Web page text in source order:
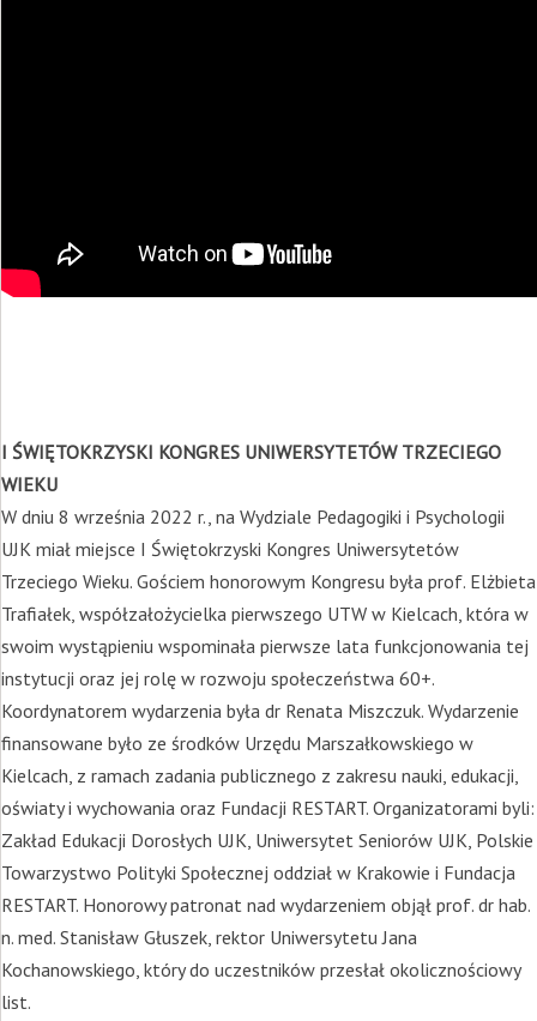
I ŚWIĘTOKRZYSKI KONGRES UNIWERSYTETÓW TRZECIEGO
WIEKU
W dniu 8 września 2022 r., na Wydziale Pedagogiki i Psychologii
UJK miał miejsce I Świętokrzyski Kongres Uniwersytetów
Trzeciego Wieku. Gościem honorowym Kongresu była prof. Elżbieta
Trafiałek, współzałożycielka pierwszego UTW w Kielcach, która w
swoim wystąpieniu wspominała pierwsze lata funkcjonowania tej
instytucji oraz jej rolę w rozwoju społeczeństwa 60+.
Koordynatorem wydarzenia była dr Renata Miszczuk. Wydarzenie
finansowane było ze środków Urzędu Marszałkowskiego w
Kielcach, z ramach zadania publicznego z zakresu nauki, edukacji,
oświaty i wychowania oraz Fundacji RESTART. Organizatorami byli:
Zakład Edukacji Dorosłych UJK, Uniwersytet Seniorów UJK, Polskie
Towarzystwo Polityki Społecznej oddział w Krakowie i Fundacja
RESTART. Honorowy patronat nad wydarzeniem objął prof. dr hab.
n. med. Stanisław Głuszek, rektor Uniwersytetu Jana
Kochanowskiego, który do uczestników przesłał okolicznościowy
list.